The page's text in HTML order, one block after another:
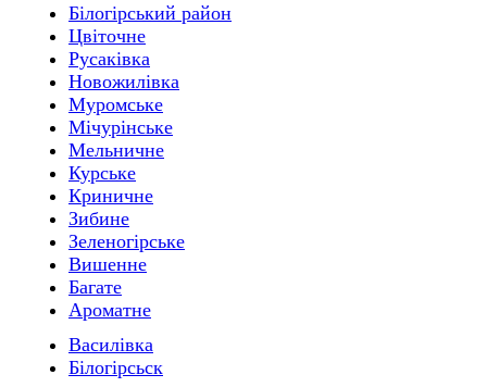
Білогірський район
Цвіточне
Русаківка
Новожилівка
Муромське
Мічурінське
Мельничне
Курське
Криничне
Зибине
Зеленогірське
Вишенне
Багате
Ароматне
Василівка
Білогірсьск